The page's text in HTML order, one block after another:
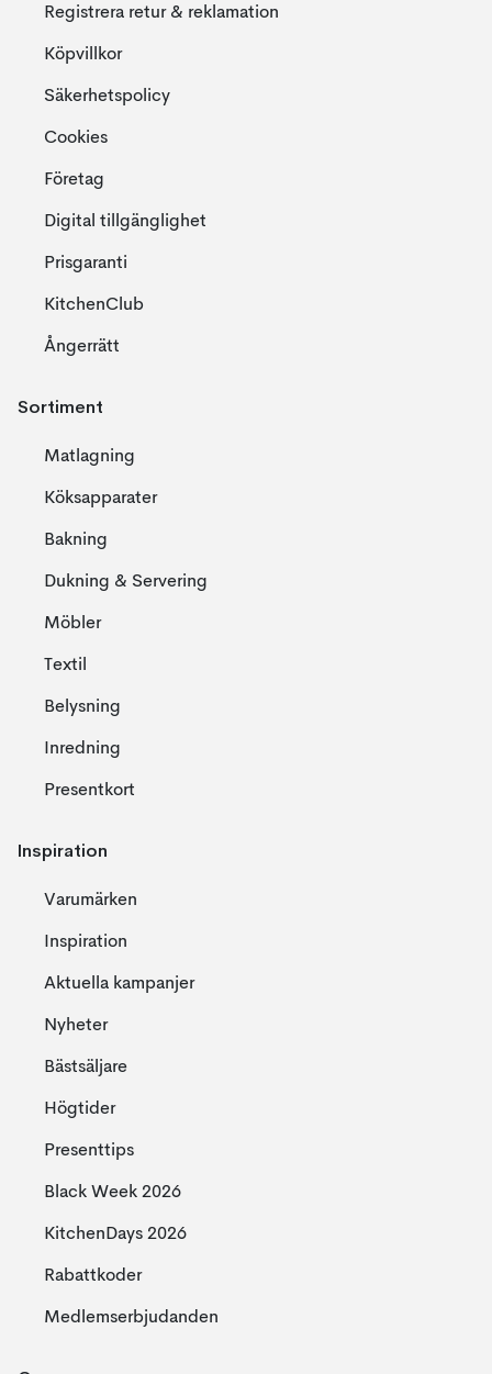
Registrera retur & reklamation
Köpvillkor
Säkerhetspolicy
Cookies
Företag
Digital tillgänglighet
Prisgaranti
KitchenClub
Ångerrätt
Sortiment
Matlagning
Köksapparater
Bakning
Dukning & Servering
Möbler
Textil
Belysning
Inredning
Presentkort
Inspiration
Varumärken
Inspiration
Aktuella kampanjer
Nyheter
Bästsäljare
Högtider
Presenttips
Black Week 2026
KitchenDays 2026
Rabattkoder
Medlemserbjudanden